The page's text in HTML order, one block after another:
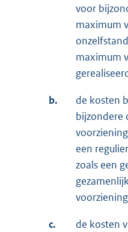
voor
maximum
maximum
b.
de kosten
bijzondere
een
zoals een
c.
de kosten